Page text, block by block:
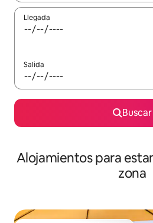
Llegada
Salida
Buscar
Alojamientos para
zona